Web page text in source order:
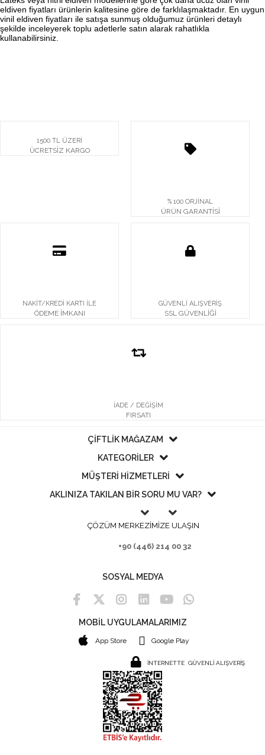
eldiven fiyatları ürünlerin kalitesine göre de farklılaşmaktadır. En uygun
vinil eldiven fiyatları ile satışa sunmuş olduğumuz ürünleri detaylı
şekilde inceleyerek toplu adetlerle satın alarak rahatlıkla
kullanabilirsiniz.
1500 TL ÜZERİ
ÜCRETSİZ KARGO
% 100 ORJİNAL
ÜRÜN GARANTİSİ
NAKİT/KREDİ KARTI İLE
ÖDEME İMKANI
GÜVENLİ ALIŞVERİŞ
SSL GÜVENLİĞİ
İADE / DEĞİŞİM
FIRSATI
ÇİFTLİK MAĞAZAM
KATEGORİLER
MÜŞTERİ HİZMETLERİ
AKLINIZA TAKILAN BİR SORU MU VAR?
ÇÖZÜM MERKEZİMİZE ULAŞIN
+90 (446) 214 00 32
SOSYAL MEDYA
MOBİL UYGULAMALARIMIZ
App Store Google Play
İNTERNETTE GÜVENLİ ALIŞVERİŞ